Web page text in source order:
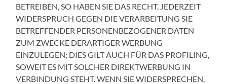
BETREIBEN, SO HABEN SIE DAS RECHT, JEDERZEIT
WIDERSPRUCH GEGEN DIE VERARBEITUNG SIE
BETREFFENDER PERSONENBEZOGENER DATEN
ZUM ZWECKE DERARTIGER WERBUNG
EINZULEGEN; DIES GILT AUCH FÜR DAS PROFILING,
SOWEIT ES MIT SOLCHER DIREKTWERBUNG IN
VERBINDUNG STEHT. WENN SIE WIDERSPRECHEN,